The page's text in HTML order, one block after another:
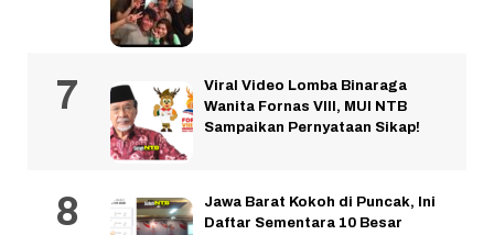
Viral Video Lomba Binaraga
Wanita Fornas VIII, MUI NTB
Sampaikan Pernyataan Sikap!
Jawa Barat Kokoh di Puncak, Ini
Daftar Sementara 10 Besar